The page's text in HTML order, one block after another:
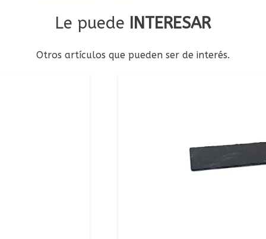
Le puede INTERESAR
Otros artículos que pueden ser de interés.